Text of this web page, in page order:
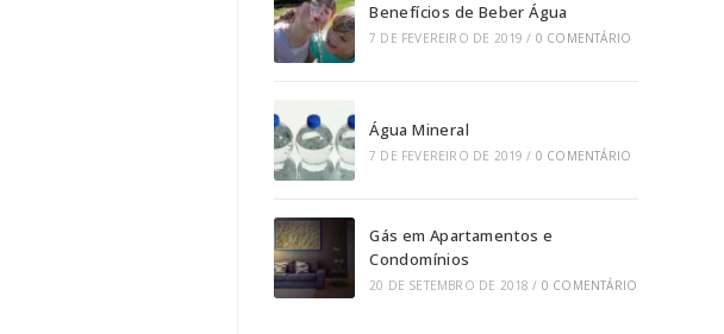
Benefícios de Beber Água
7 DE FEVEREIRO DE 2019 / 0 COMENTÁRIO
Água Mineral
7 DE FEVEREIRO DE 2019 / 0 COMENTÁRIO
Gás em Apartamentos e
Condomínios
20 DE SETEMBRO DE 2018 / 0 COMENTÁRIO